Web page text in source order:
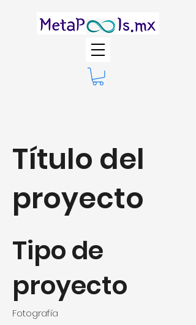
Título del
proyecto
Tipo de
proyecto
Fotografía